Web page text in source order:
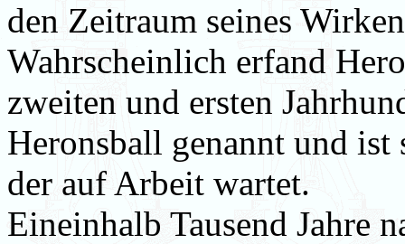
den Zeitraum seines
Wahrscheinlich erfand
zweiten und ersten
Heronsball genannt und ist
der auf Arbeit wartet.
Eineinhalb Tausend Jahre